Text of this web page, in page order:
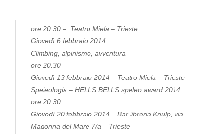
ore 20.30 – Teatro Miela – Trieste
Giovedì 6 febbraio 2014
Climbing, alpinismo, avventura
ore 20.30
Giovedì 13 febbraio 2014 – Teatro Miela – Trieste
Speleologia – HELLS BELLS speleo award 2014
ore 20.30
Giovedì 20 febbraio 2014 – Bar libreria Knulp, via
Madonna del Mare 7/a – Trieste